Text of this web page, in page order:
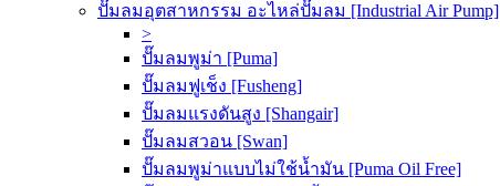
ปั๊มลมอุตสาหกรรม อะไหล่ปั๊มลม [Industrial Air Pump]
>
ปั๊มลมพูม่า [Puma]
ปั๊มลมฟูเช็ง [Fusheng]
ปั๊มลมแรงดันสูง [Shangair]
ปั๊มลมสวอน [Swan]
ปั๊มลมพูม่าแบบไม่ใช้น้ำมัน [Puma Oil Free]